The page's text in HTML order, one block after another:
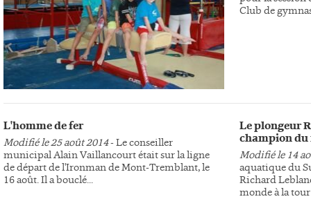
Club de
L'homme de fer
Modifié le 25 août 2014- Le conseiller
municipal Alain Vaillancourt était sur la ligne
de départ de l'Ironman de Mont-Tremblant, le
16 août. Il a bouclé...
Le plongeur
champion du
Modifié le 14
aquatique du
Richard
monde à la